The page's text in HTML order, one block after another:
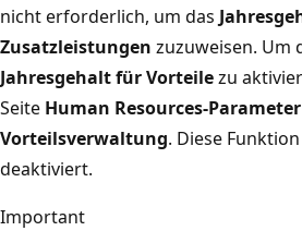
nicht erforderlich, um das
Zusatzleistungen zuzuweisen. Um
Jahresgehalt für Vorteilezu
Seite Human Resources-Parameter
Vorteilsverwaltung. Diese
deaktiviert.
Important